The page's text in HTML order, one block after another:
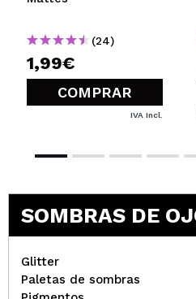
(24)
1,99€
COMPRAR
IVA Incl.
SOMBRAS DE
Glitter
Paletas de sombras